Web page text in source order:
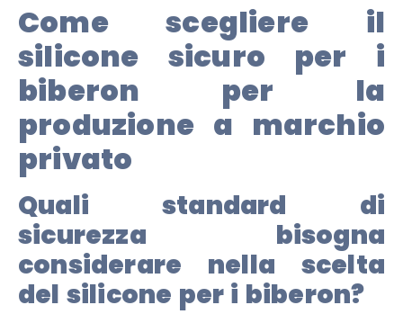
Come scegliere il
silicone sicuro per i
biberon per la
produzione a marchio
privato
Quali standard di
sicurezza bisogna
considerare nella scelta
del silicone per i biberon?